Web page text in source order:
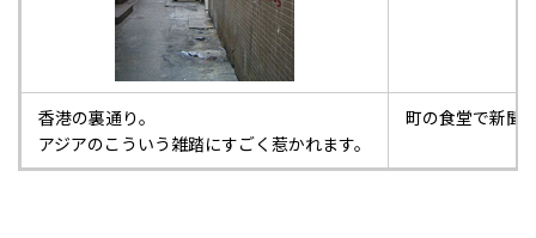
香港の裏通り。
アジアのこういう雑踏にすごく惹かれます。
町の食堂で新聞